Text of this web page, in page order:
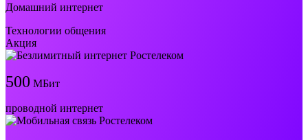
Домашний интернет
Технологии общения
Акция
500 МБит
проводной интернет